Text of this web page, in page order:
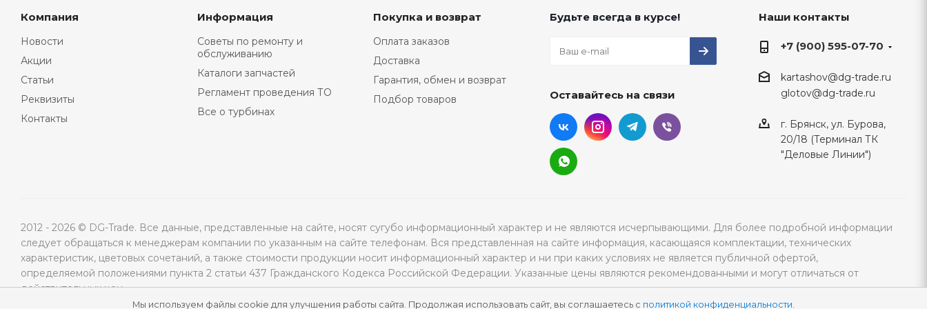
Мы используем файлы cookie для улучшения работы сайта. Продолжая использовать сайт, вы соглашаетесь с политикой конфиденциальности.
Компания
Новости
Акции
Статьи
Реквизиты
Контакты
Информация
Советы по ремонту и
обслуживанию
Каталоги запчастей
Регламент проведения ТО
Все о турбинах
Покупка и возврат
Оплата заказов
Доставка
Гарантия, обмен и возврат
Подбор товаров
Будьте всегда в курсе!
Оставайтесь на связи
Наши контакты
+7 (900) 595-07-70
kartashov@dg-trade.ru
glotov@dg-trade.ru
г. Брянск, ул. Бурова,
20/18 (Терминал ТК
"Деловые Линии")
2012 - 2026 © DG-Trade. Все данные, представленные на сайте, носят сугубо информационный характер и не являются исчерпывающими. Для более подробной информации
следует обращаться к менеджерам компании по указанным на сайте телефонам. Вся представленная на сайте информация, касающаяся комплектации, технических
характеристик, цветовых сочетаний, а также стоимости продукции носит информационный характер и ни при каких условиях не является публичной офертой,
определяемой положениями пункта 2 статьи 437 Гражданского Кодекса Российской Федерации. Указанные цены являются рекомендованными и могут отличаться от
действительных цен.